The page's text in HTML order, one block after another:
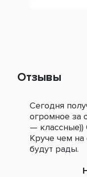
Отзывы
Сегодня
огромное за
— классные))
Круче чем на
будут рады.